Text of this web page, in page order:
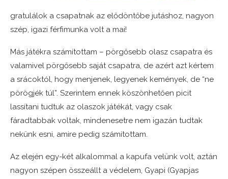
gratulálok a csapatnak az elődöntőbe jutáshoz, nagyon
szép, igazi férfimunka volt a mai!
Más játékra számítottam – pörgősebb olasz csapatra és
valamivel pörgősebb saját csapatra, de azért azt kértem
a srácoktól, hogy menjenek, legyenek kemények, de “ne
pörögjék túl”. Szerintem ennek köszönhetően picit
lassítani tudtuk az olaszok játékát, vagy csak
fáradtabbak voltak, mindenesetre nem igazán tudtak
nekünk esni, amire pedig számítottam.
Az elején egy-két alkalommal a kapufa velünk volt, aztán
nagyon szépen összeállt a védelem, Gyapi (Gyapjas